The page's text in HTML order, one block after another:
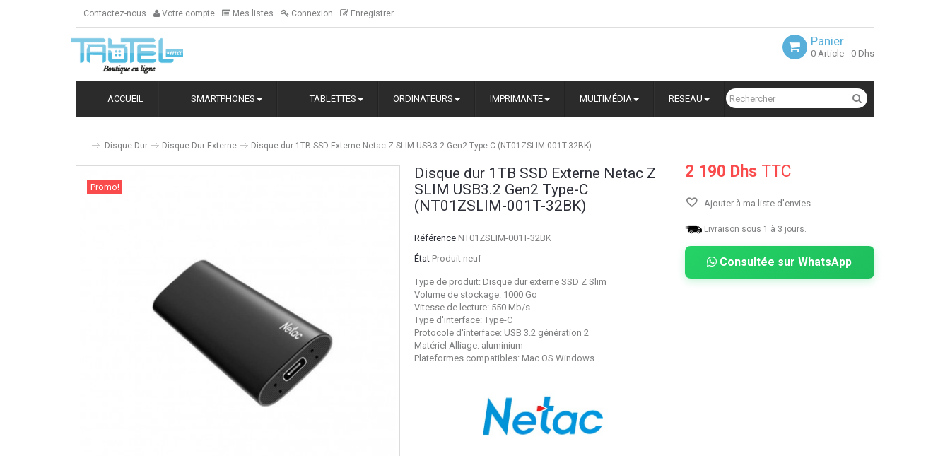
Contactez-nous Votre compte Mes listes Connexion Enregistrer
Panier
0 Article - 0 Dhs
ACCUEIL SMARTPHONES TABLETTES ORDINATEURS IMPRIMANTE MULTIMÉDIA RESEAU
Disque Dur Disque Dur Externe Disque dur 1TB SSD Externe Netac Z SLIM USB3.2 Gen2 Type-C (NT01ZSLIM-001T-32BK)
Promo!
Disque dur 1TB SSD Externe Netac Z
SLIM USB3.2 Gen2 Type-C
(NT01ZSLIM-001T-32BK)
Référence NT01ZSLIM-001T-32BK
État Produit neuf
Type de produit: Disque dur externe SSD Z Slim
Volume de stockage: 1000 Go
Vitesse de lecture: 550 Mb/s
Type d'interface: Type-C
Protocole d'interface: USB 3.2 génération 2
Matériel Alliage: aluminium
Plateformes compatibles: Mac OS Windows
2 190 Dhs TTC
Ajouter à ma liste d'envies
Livraison sous 1 à 3 jours.
Consultée sur WhatsApp